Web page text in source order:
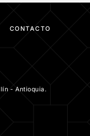
CONTACTO
- Antioquia.